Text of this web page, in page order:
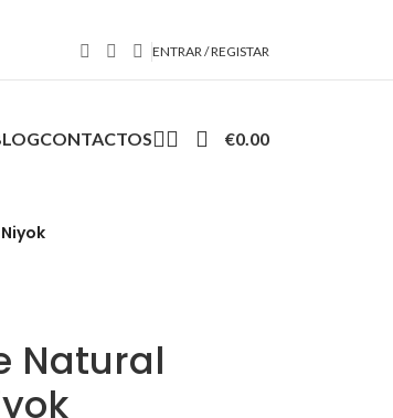
ENTRAR / REGISTAR
CONTACTOS €0.00
Natural